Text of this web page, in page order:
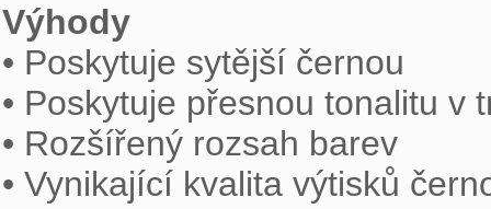
Výhody
• Poskytuje sytější černou
• Poskytuje přesnou tonalitu v
• Rozšířený rozsah barev
• Vynikající kvalita výtisků